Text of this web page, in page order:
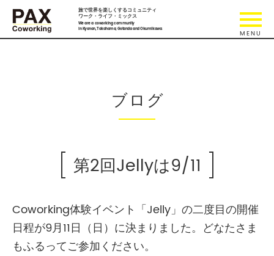
旅で世界を楽しくするコミュニティ
ワーク・ライフ・ミックス
We are a coworking community
in Kyonan, Takahama, Gotanda and Okumikawa.
ブログ
第2回Jellyは9/11
Coworking体験イベント「Jelly」の二度目の開催
日程が9月11日（日）に決まりました。どなたさま
もふるってご参加ください。